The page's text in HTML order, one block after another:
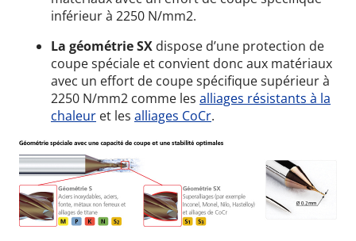
inférieur à 2250 N/mm2.
La géométrie SX dispose d’une protection de
coupe spéciale et convient donc aux matériaux
avec un effort de coupe spécifique supérieur à
2250 N/mm2 comme les alliages résistants à la
chaleur et les alliages CoCr.